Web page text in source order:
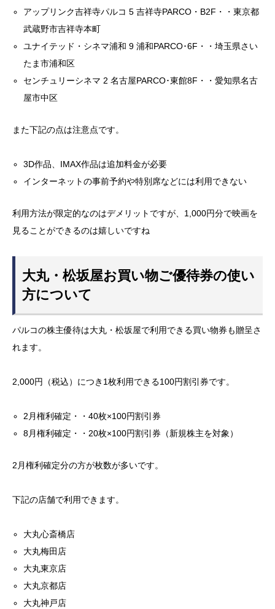
アップリンク吉祥寺パルコ 5 吉祥寺PARCO・B2F・・東京都
武蔵野市吉祥寺本町
ユナイテッド・シネマ浦和 9 浦和PARCO･6F・・埼玉県さい
たま市浦和区
センチュリーシネマ 2 名古屋PARCO･東館8F・・愛知県名古
屋市中区
また下記の点は注意点です。
3D作品、IMAX作品は追加料金が必要
インターネットの事前予約や特別席などには利用できない
利用方法が限定的なのはデメリットですが、1,000円分で映画を
見ることができるのは嬉しいですね
大丸・松坂屋お買い物ご優待券の使い
方について
パルコの株主優待は大丸・松坂屋で利用できる買い物券も贈呈さ
れます。
2,000円（税込）につき1枚利用できる100円割引券です。
2月権利確定・・40枚×100円割引券
8月権利確定・・20枚×100円割引券（新規株主を対象）
2月権利確定分の方が枚数が多いです。
下記の店舗で利用できます。
大丸心斎橋店
大丸梅田店
大丸東京店
大丸京都店
大丸神戸店